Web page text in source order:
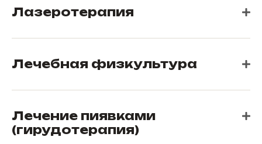
Лазеротерапия
Лечебная физкультура
Лечение пиявками
(гирудотерапия)